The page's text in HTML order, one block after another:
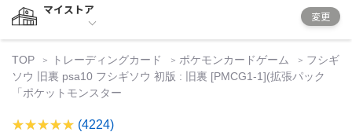
マイストア
変更
TOP トレーディングカード ポケモンカードゲーム
フシギ
ソウ 旧裏 psa10 フシギソウ 初版 : 旧裏 [PMCG1-1](拡張パック
「ポケットモンスター
(4224)